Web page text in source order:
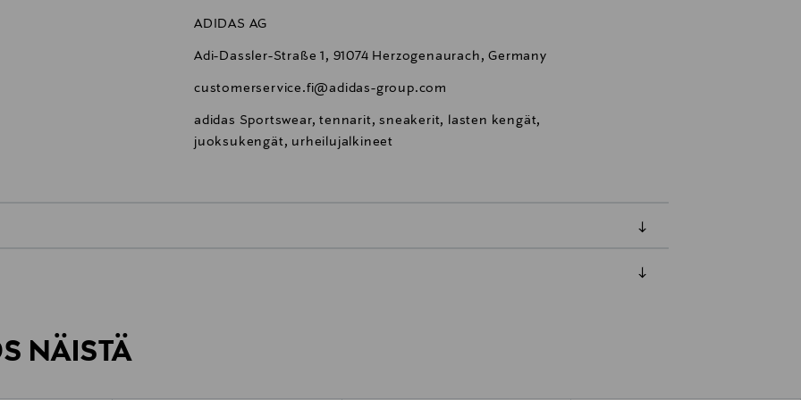
ADIDAS AG
Adi-Dassler-Straße 1, 91074 Herzogenaurach, Germany
customerservice.fi@adidas-group.com
adidas Sportswear, tennarit, sneakerit, lasten kengät,
juoksukengät, urheilujalkineet
NÄISTÄ